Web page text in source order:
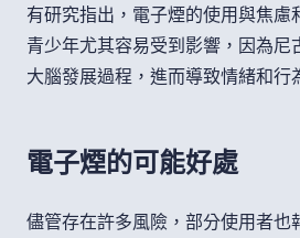
有研究指出，電子煙的使用與焦慮
青少年尤其容易受到影響，因為尼
大腦發展過程，進而導致情緒和行
電子煙的可能好處
儘管存在許多風險，部分使用者也